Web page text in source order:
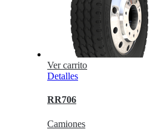
Ver carrito
Detalles
RR706
Camiones